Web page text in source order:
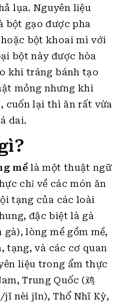
lụa. Nguyên liệu
bột gạo được pha
bột khoai mì với
bột này được hòa
khi tráng bánh tạo
mỏng nhưng khi
cuốn lại thì ăn rất vừa
dai.
mềlà một thuật ngữ
chỉ về các món ăn
tạng của các loài
đặc biệt là gà
gà), lòng mề gồm mề,
tạng, và các cơ quan
liệu trong ẩm thực
Trung Quốc (鸡
/jī nèi jīn), Thổ Nhĩ Kỳ,